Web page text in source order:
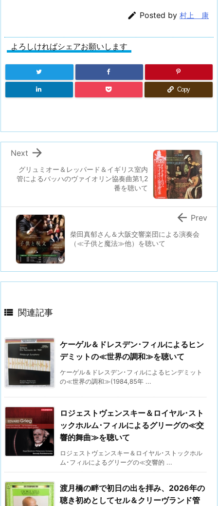
 Posted by 村上 康
よろしければシェアお願いします
Copy
グリュミオー＆レッパード＆イギリス室内
管によるバッハのヴァイオリン協奏曲第1,2
番を聴いて

Next
柴田真郁さん＆大阪交響楽団による演奏会
（≪子供と魔法≫他）を聴いて
 Prev
 関連記事
ケーゲル＆ドレスデン･フィルによるヒン
デミットの≪世界の調和≫を聴いて
ケーゲル＆ドレスデン･フィルによるヒンデミット
の≪世界の調和≫(1984,85年 ...
ロジェストヴェンスキー＆ロイヤル･スト
ックホルム･フィルによるグリーグの≪交
響的舞曲≫を聴いて
ロジェストヴェンスキー＆ロイヤル･ストックホル
ム･フィルによるグリーグの≪交響的 ...
渡月橋の畔で初日の出を拝み、2026年の
聴き初めとしてセル＆クリーヴランド管